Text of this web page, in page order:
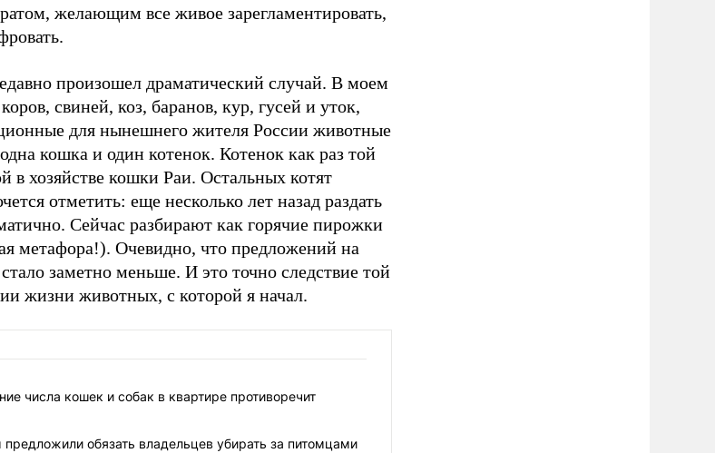
желающим все живое зарегламентировать,
произошел драматический случай. В моем
свиней, коз, баранов, кур, гусей и уток,
для нынешнего жителя России животные
кошка и один котенок. Котенок как раз той
в хозяйстве кошки Раи. Остальных котят
отметить: еще несколько лет назад раздать
Сейчас разбирают как горячие пирожки
метафора!). Очевидно, что предложений на
заметно меньше. И это точно следствие той
жизни животных, с которой я начал.
числа кошек и собак в квартире противоречит
обязать владельцев убирать за питомцами